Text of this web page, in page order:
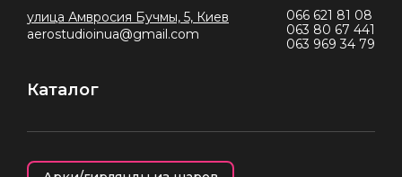
улица Амвросия Бучмы, 5, Киев
aerostudioinua@gmail.com
066 621 81 08
063 80 67 441
063 969 34 79
Каталог